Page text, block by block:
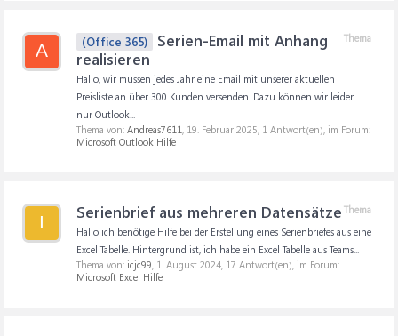
A
Thema
(Office 365)
Serien-Email mit Anhang
realisieren
Hallo, wir müssen jedes Jahr eine Email mit unserer aktuellen
Preisliste an über 300 Kunden versenden. Dazu können wir leider
nur Outlook...
Thema von: Andreas7611, 19. Februar 2025, 1 Antwort(en), im Forum:
Microsoft Outlook Hilfe
I
Thema
Serienbrief aus mehreren Datensätze
Hallo ich benötige Hilfe bei der Erstellung eines Serienbriefes aus eine
Excel Tabelle. Hintergrund ist, ich habe ein Excel Tabelle aus Teams...
Thema von: icjc99, 1. August 2024, 17 Antwort(en), im Forum:
Microsoft Excel Hilfe